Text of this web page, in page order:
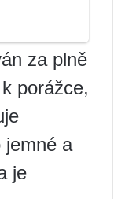
za plně
porážce,
jemné a
je